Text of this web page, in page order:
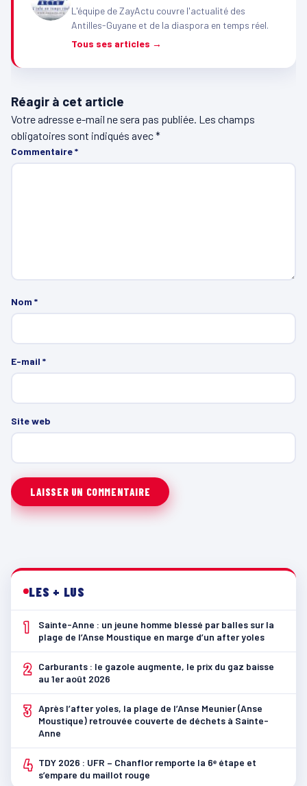
L'équipe de ZayActu couvre l'actualité des
Antilles-Guyane et de la diaspora en temps réel.
Tous ses articles →
Réagir à cet article
Votre adresse e-mail ne sera pas publiée. Les champs
obligatoires sont indiqués avec*
Commentaire*
Nom *
E-mail *
Site web
LES + LUS
1
Sainte-Anne : un jeune homme blessé par balles sur la
plage de l’Anse Moustique en marge d’un after yoles
2
Carburants : le gazole augmente, le prix du gaz baisse
au 1er août 2026
3 Après l’after yoles, la plage de l’Anse Meunier (Anse
Moustique) retrouvée couverte de déchets à Sainte-
Anne
4 TDY 2026 : UFR – Chanflor remporte la 6ᵉ étape et
s’empare du maillot rouge